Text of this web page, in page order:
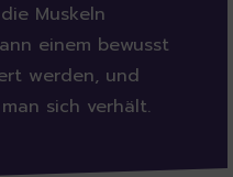
Muskeln
einem bewusst
werden, und
sich verhält.